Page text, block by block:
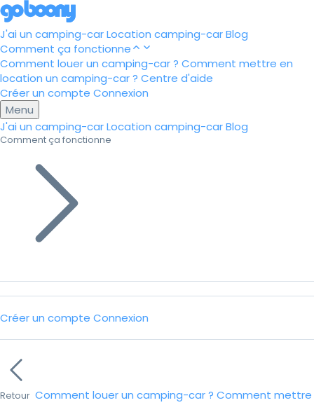
J'ai un camping-carLocation camping-carBlog
Comment ça fonctionne
Comment louer un camping-car ? Comment mettre en
location un camping-car ? Centre d'aide
Créer un compte Connexion
Menu
J'ai un camping-carLocation camping-carBlog
Comment ça fonctionne
Créer un compte Connexion
Retour Comment louer un camping-car ? Comment mettre